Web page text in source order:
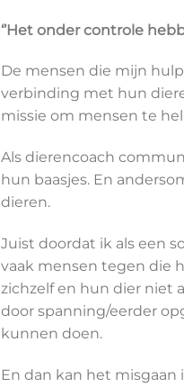
‘’Het onder controle
De mensen die mijn
verbinding met hun
missie om mensen te
Als dierencoach
hun baasjes. En
dieren.
Juist doordat ik als een
vaak mensen tegen die
zichzelf en hun dier niet
door spanning/eerder
kunnen doen.
En dan kan het misgaan